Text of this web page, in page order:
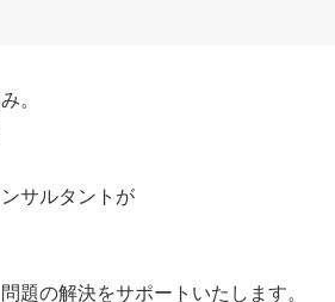
。
サルタントが
題の解決をサポートいたします。